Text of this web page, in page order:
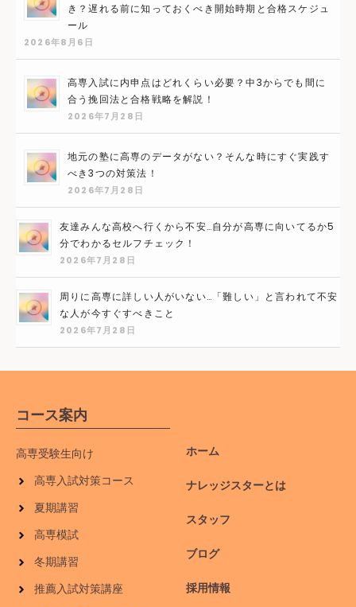
き？遅れる前に知っておくべき開始時期と合格スケジュ
ール
2026年8月6日
高専入試に内申点はどれくらい必要？中3からでも間に
合う挽回法と合格戦略を解説！
2026年7月28日
地元の塾に高専のデータがない？そんな時にすぐ実践す
べき3つの対策法！
2026年7月28日
友達みんな高校へ行くから不安…自分が高専に向いてるか5
分でわかるセルフチェック！
2026年7月28日
周りに高専に詳しい人がいない…「難しい」と言われて不安
な人が今すぐすべきこと
2026年7月28日
コース案内
高専受験生向け
高専入試対策コース
夏期講習
高専模試
冬期講習
推薦入試対策講座
ホーム
ナレッジスターとは
スタッフ
ブログ
採用情報